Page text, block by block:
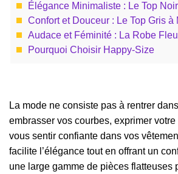
Élégance Minimaliste : Le Top
Confort et Douceur : Le Top Gris
Audace et Féminité : La Robe
Pourquoi Choisir Happy-Size
La mode ne consiste pas à rentrer
embrasser vos courbes, exprimer
vous sentir confiante dans vos
facilite l’élégance tout en offrant un
une large gamme de pièces flatteuses